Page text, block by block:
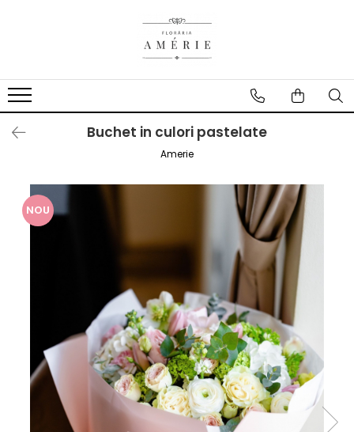
Buchet in culori pastelate
Amerie
NOU